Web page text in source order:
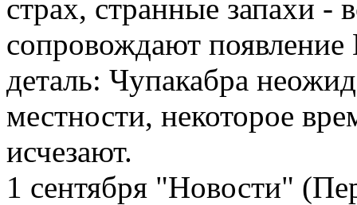
страх, странные запахи -
сопровождают
деталь: Чупакабра
местности, некоторое
исчезают.
1 сентября "Новости"